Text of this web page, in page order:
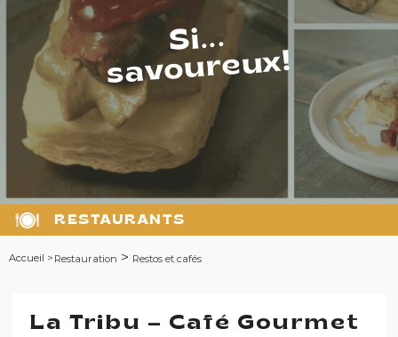
Si...
savoureux!
RESTAURANTS
Accueil > Restauration > Restos et cafés
La Tribu – Café Gourmet